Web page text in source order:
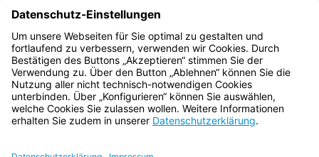
Fällen der Ausbildungsqualifizierung von der Erprobungszeit
Bewährt sich der Beamte oder die
Beamtin nicht, so sind ihm oder ihr Dienstgeschäfte des
bisherigen Amtes zu übertragen.
Bayern.de
BayernPortal